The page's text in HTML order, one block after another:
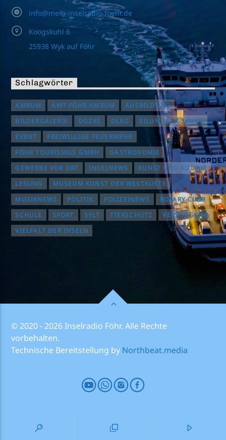
info@mein-inselradio-foehr.de
Koogskuhl 6
25938 Wyk auf Föhr
Schlagwörter
AMRUM AMT FÖHR AMRUM
AUSBILDUNG
BILDERGALERIE
DGZRS DLRG
EILUN-FEER-SKUUL
EVENT
FREIWILLIGE FEUERWEHR
FÖHR TOURISMUS GMBH
GASTRONOMIE
GEWERBE VOR ORT
INSELNEWS
KUNST UND KULTUR
LESUNG
MUSEUM KUNST DER WESTKÜSTE
MUSIKNEWS
POLITIK POLIZEINEWS
ROTARY CLUB
SCHULE
SPORT SYLT TIERSCHUTZ
VERSORGUNG
VIELFALT DER INSELN
© 2020 - 2026 Inselradio Föhr. Alle Rechte
vorbehalten.
Technische Bereitstellung by Northbeat.media